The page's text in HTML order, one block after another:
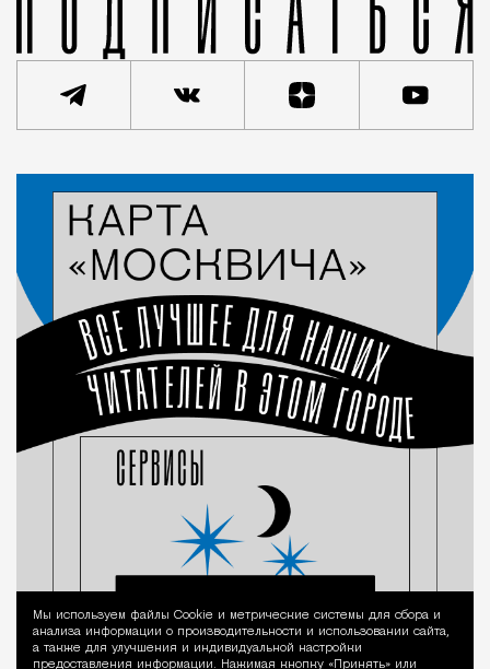
Уведомление
Мы используем файлы Сookie и метрические системы для сбора и
анализа информации о производительности и использовании сайта,
а также для улучшения и индивидуальной настройки
предоставления информации. Нажимая кнопку «Принять» или